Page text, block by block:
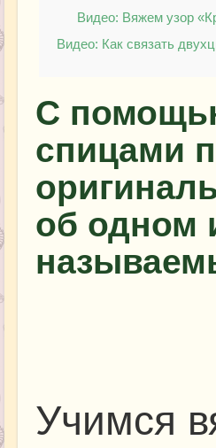
Видео: Вяжем узор
Видео: Как связать
С
спицами
об одном
Учимся